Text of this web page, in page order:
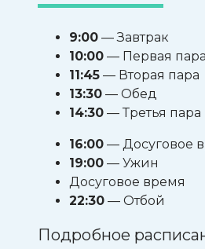
9:00 — Завтрак
10:00 — Первая пара
11:45 — Вторая пара
13:30 — Обед
14:30 — Третья пара
16:00 — Досуговое
19:00 — Ужин
Досуговое время
22:30 — Отбой
Подробное